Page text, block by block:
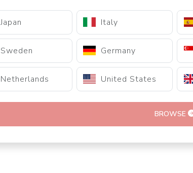
Japan Italy
Sweden Germany
Netherlands United States
BROWSE